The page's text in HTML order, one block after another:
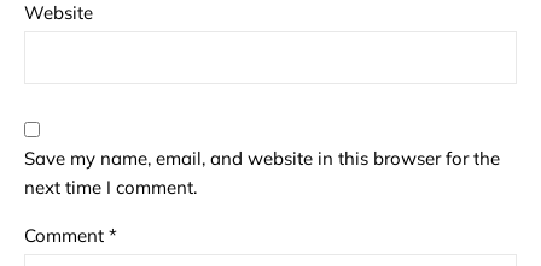
Website
Save my name, email, and website in this browser for the
next time I comment.
Comment *